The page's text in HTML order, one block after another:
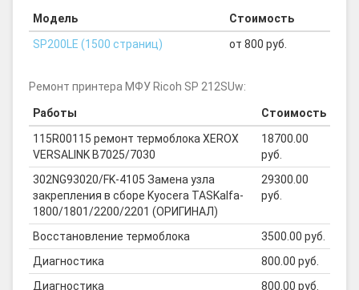
Модель
Стоимость
SP200LE (1500 страниц)
от 800 руб.
Ремонт принтера МФУ Ricoh SP 212SUw:
Работы
Стоимость
115R00115 ремонт термоблока XEROX
VERSALINK B7025/7030
18700.00
руб.
302NG93020/FK-4105 Замена узла
закрепления в сборе Kyocera TASKalfa-
1800/1801/2200/2201 (ОРИГИНАЛ)
29300.00
руб.
Восстановление термоблока
3500.00 руб.
Диагностика
800.00 руб.
Диагностика
800.00 руб.